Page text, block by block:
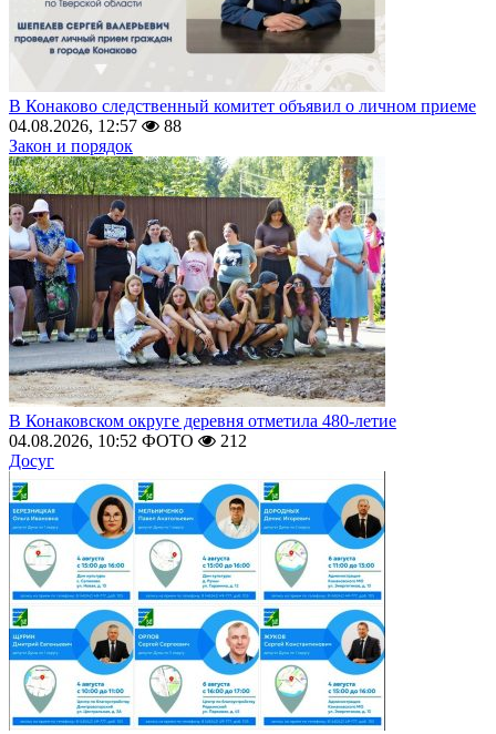
В Конаково следственный комитет объявил о личном приеме
04.08.2026, 12:57
88
Закон и порядок
В Конаковском округе деревня отметила 480-летие
04.08.2026, 10:52 ФОТО
212
Досуг